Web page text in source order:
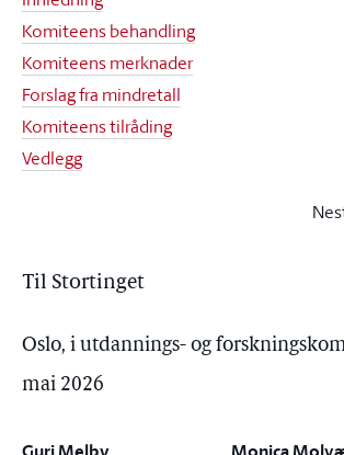
Komiteens behandling
Komiteens merknader
Forslag fra mindretall
Komiteens tilråding
Vedlegg
Til Stortinget
Oslo, i utdannings- og
mai 2026